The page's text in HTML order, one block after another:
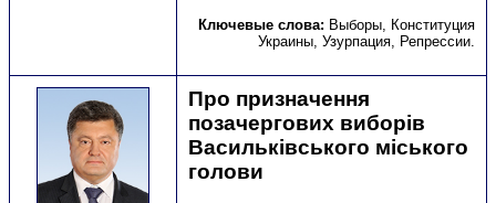
Ключевые слова: Выборы
Конституция
Украины Узурпация Репрессии
Про призначення
позачергових виборів
Васильківського міського
голови